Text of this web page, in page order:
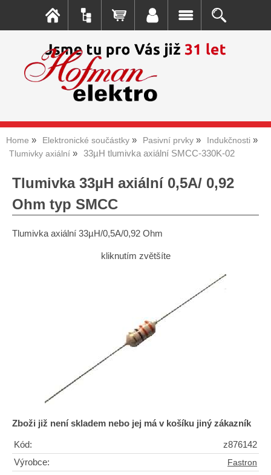
Home Elektronické součástky Pasivní prvky
Indukčnosti
Tlumivky axiální
33µH tlumivka axiální SMCC-330K-02
Tlumivka 33µH axiální 0,5A/ 0,92
Ohm typ SMCC
Tlumivka axiální 33µH/0,5A/0,92 Ohm
kliknutím zvětšíte
Zboži již není skladem nebo jej má v košíku jiný zákazník
Kód:
z876142
Výrobce:
Fastron